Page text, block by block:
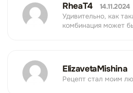
RheaT4
14.11.2024
Удивительно, как
комбинация может
ElizavetaMishina
Рецепт стал моим